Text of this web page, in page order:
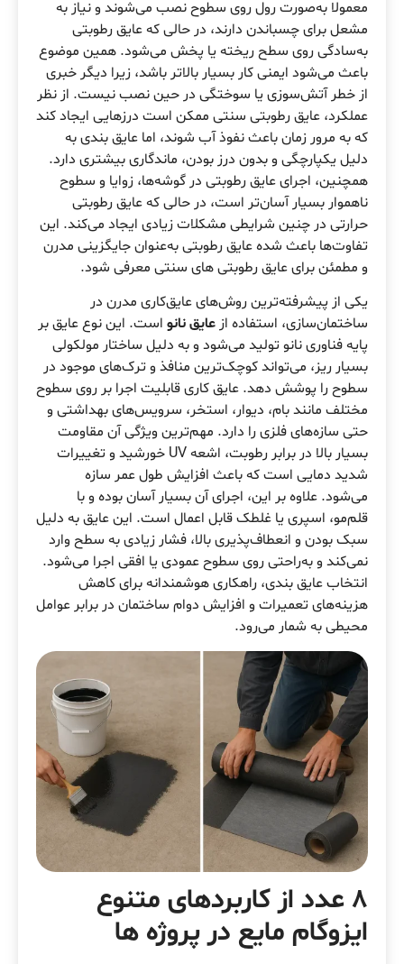
معمولا به‌صورت رول روی سطوح نصب می‌شوند و نیاز به
مشعل برای چسباندن دارند، در حالی که عایق رطوبتی
به‌سادگی روی سطح ریخته یا پخش می‌شود. همین موضوع
باعث می‌شود ایمنی کار بسیار بالاتر باشد، زیرا دیگر خبری
از خطر آتش‌سوزی یا سوختگی در حین نصب نیست. از نظر
عملکرد، عایق رطوبتی سنتی ممکن است درزهایی ایجاد کند
که به مرور زمان باعث نفوذ آب شوند، اما عایق بندی به
دلیل یکپارچگی و بدون درز بودن، ماندگاری بیشتری دارد.
همچنین، اجرای عایق رطوبتی در گوشه‌ها، زوایا و سطوح
ناهموار بسیار آسان‌تر است، در حالی که عایق رطوبتی
حرارتی در چنین شرایطی مشکلات زیادی ایجاد می‌کند. این
تفاوت‌ها باعث شده عایق رطوبتی به‌عنوان جایگزینی مدرن
و مطمئن برای عایق رطوبتی های سنتی معرفی شود.
یکی از پیشرفته‌ترین روش‌های عایق‌کاری مدرن در
ساختمان‌سازی، استفاده از عایق نانو است. این نوع عایق بر
پایه فناوری نانو تولید می‌شود و به دلیل ساختار مولکولی
بسیار ریز، می‌تواند کوچک‌ترین منافذ و ترک‌های موجود در
سطوح را پوشش دهد. عایق کاری قابلیت اجرا بر روی سطوح
مختلف مانند بام، دیوار، استخر، سرویس‌های بهداشتی و
حتی سازه‌های فلزی را دارد. مهم‌ترین ویژگی آن مقاومت
بسیار بالا در برابر رطوبت، اشعه UV خورشید و تغییرات
شدید دمایی است که باعث افزایش طول عمر سازه
می‌شود. علاوه بر این، اجرای آن بسیار آسان بوده و با
قلم‌مو، اسپری یا غلطک قابل اعمال است. این عایق به دلیل
سبک بودن و انعطاف‌پذیری بالا، فشار زیادی به سطح وارد
نمی‌کند و به‌راحتی روی سطوح عمودی یا افقی اجرا می‌شود.
انتخاب عایق بندی، راهکاری هوشمندانه برای کاهش
هزینه‌های تعمیرات و افزایش دوام ساختمان در برابر عوامل
محیطی به شمار می‌رود.
8 عدد از کاربردهای متنوع
ایزوگام مایع در پروژه ها